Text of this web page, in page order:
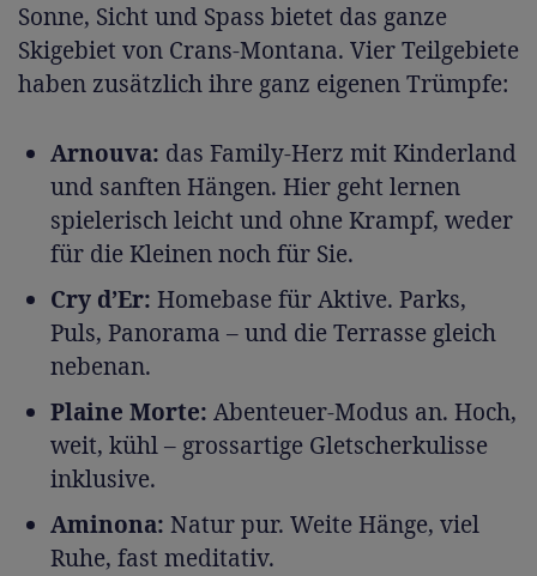
Sonne, Sicht und Spass bietet das ganze
Skigebiet von Crans-Montana. Vier Teilgebiete
haben zusätzlich ihre ganz eigenen Trümpfe:
Arnouva: das Family-Herz mit Kinderland
und sanften Hängen. Hier geht lernen
spielerisch leicht und ohne Krampf, weder
für die Kleinen noch für Sie.
Cry d’Er: Homebase für Aktive. Parks,
Puls, Panorama – und die Terrasse gleich
nebenan.
Plaine Morte: Abenteuer-Modus an. Hoch,
weit, kühl – grossartige Gletscherkulisse
inklusive.
Aminona: Natur pur. Weite Hänge, viel
Ruhe, fast meditativ.